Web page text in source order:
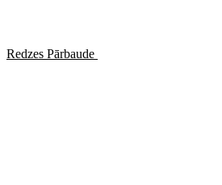
Redzes Pārbaude